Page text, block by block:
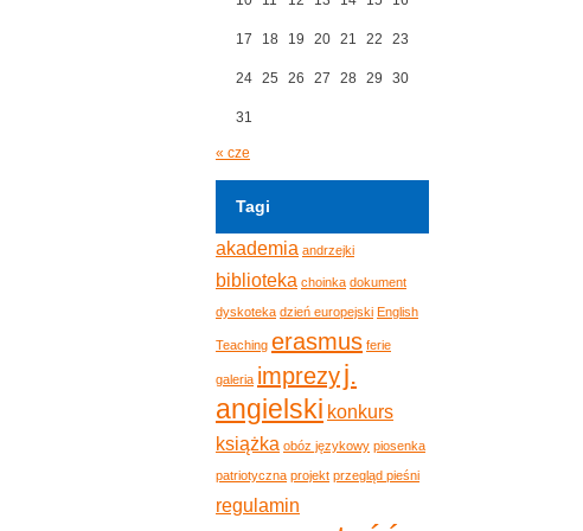
17 18 19 20 21 22 23
24 25 26 27 28 29 30
31
« cze
Tagi
akademia andrzejki
biblioteka choinka dokument
dyskoteka dzień europejski English
Teaching erasmus ferie
galeria imprezyj.
angielski konkurs
książka obóz językowy piosenka
patriotyczna projekt przegląd pieśni
regulamin